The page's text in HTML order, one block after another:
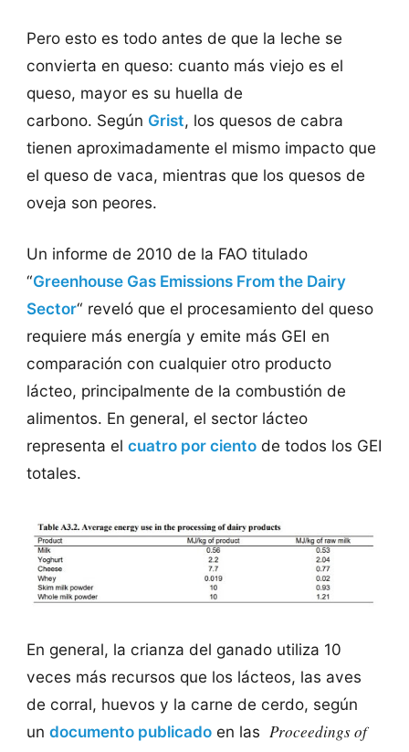
Pero esto es todo antes de que la leche se
convierta en queso: cuanto más viejo es el
queso, mayor es su huella de
carbono. Según Grist, los quesos de cabra
tienen aproximadamente el mismo impacto que
el queso de vaca, mientras que los quesos de
oveja son peores.
Un informe de 2010 de la FAO titulado
“Greenhouse Gas Emissions From the Dairy
Sector“ reveló que el procesamiento del queso
requiere más energía y emite más GEI en
comparación con cualquier otro producto
lácteo, principalmente de la combustión de
alimentos. En general, el sector lácteo
representa el cuatro por cientode todos los GEI
totales.
En general, la crianza del ganado utiliza 10
veces más recursos que los lácteos, las aves
de corral, huevos y la carne de cerdo, según
un documento publicadoen las Proceedings of